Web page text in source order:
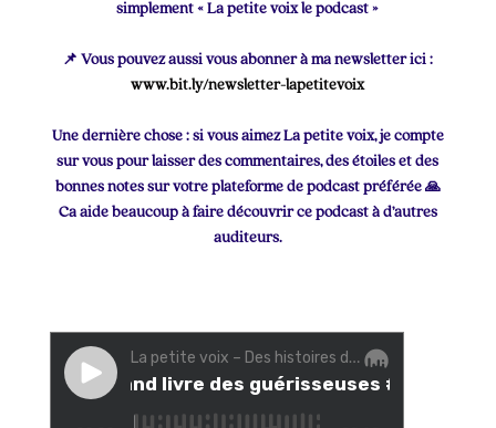
simplement « La petite voix le podcast »
📌 Vous pouvez aussi vous abonner à ma newsletter ici :
www.bit.ly/newsletter-lapetitevoix
Une dernière chose : si vous aimez La petite voix, je compte
sur vous pour laisser des commentaires, des étoiles et des
bonnes notes sur votre plateforme de podcast préférée 🙏
Ca aide beaucoup à faire découvrir ce podcast à d’autres
auditeurs.